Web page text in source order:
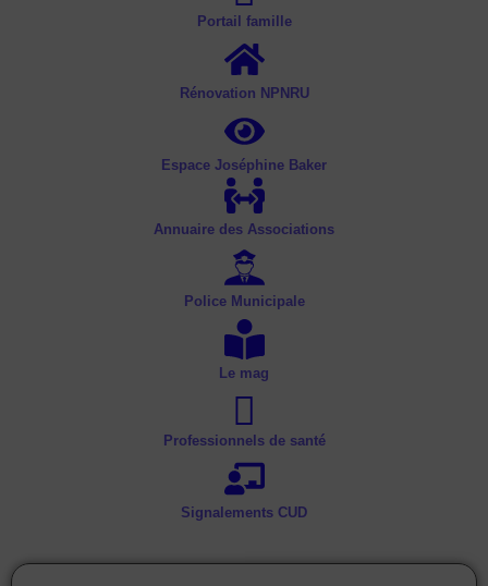
Portail famille
Rénovation NPNRU
Espace Joséphine Baker
Annuaire des Associations
Police Municipale
Le mag
Professionnels de santé
Signalements CUD